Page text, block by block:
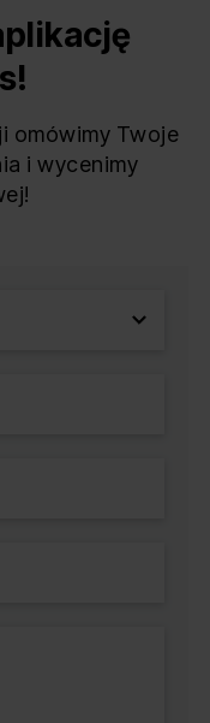
omówimy Twoje
i wycenimy